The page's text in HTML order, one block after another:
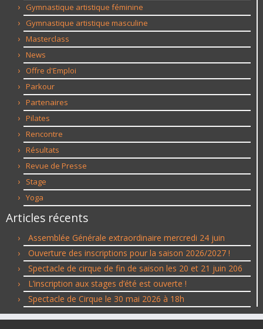
Gymnastique artistique féminine
Gymnastique artistique masculine
Masterclass
News
Offre d'Emploi
Parkour
Partenaires
Pilates
Rencontre
Résultats
Revue de Presse
Stage
Yoga
Articles récents
Assemblée Générale extraordinaire mercredi 24 juin
Ouverture des inscriptions pour la saison 2026/2027 !
Spectacle de cirque de fin de saison les 20 et 21 juin 206
L’inscription aux stages d’été est ouverte !
Spectacle de Cirque le 30 mai 2026 à 18h